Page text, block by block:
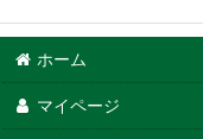
ホーム
マイページ